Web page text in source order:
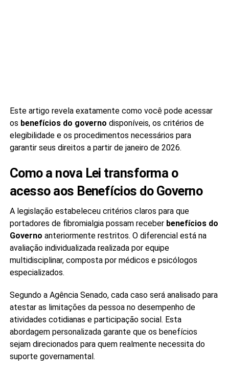
Este artigo revela exatamente como você pode acessar
os benefícios do governo disponíveis, os critérios de
elegibilidade e os procedimentos necessários para
garantir seus direitos a partir de janeiro de 2026.
Como a nova Lei transforma o
acesso aos Benefícios do Governo
A legislação estabeleceu critérios claros para que
portadores de fibromialgia possam receber benefícios do
Governo anteriormente restritos. O diferencial está na
avaliação individualizada realizada por equipe
multidisciplinar, composta por médicos e psicólogos
especializados.
Segundo a Agência Senado, cada caso será analisado para
atestar as limitações da pessoa no desempenho de
atividades cotidianas e participação social. Esta
abordagem personalizada garante que os benefícios
sejam direcionados para quem realmente necessita do
suporte governamental.